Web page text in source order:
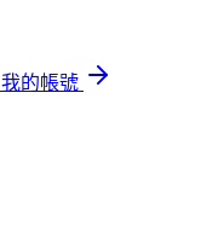
我的帳號